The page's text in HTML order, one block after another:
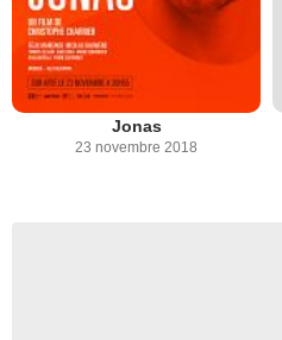
Jonas
23 novembre 2018